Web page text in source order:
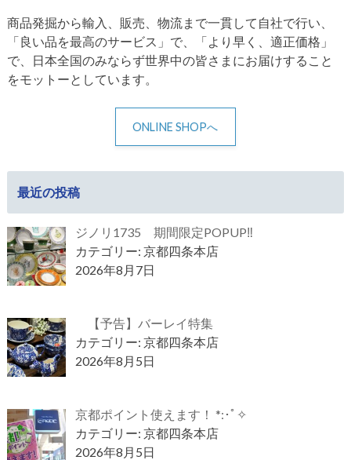
商品発掘から輸入、販売、物流まで一貫して自社で行い、
「良い品を最高のサービス」で、「より早く、適正価格」
で、日本全国のみならず世界中の皆さまにお届けすること
をモットーとしています。
ONLINE SHOPへ
最近の投稿
ジノリ1735 期間限定POPUP‼
カテゴリー: 京都四条本店
2026年8月7日
【予告】バーレイ特集
カテゴリー: 京都四条本店
2026年8月5日
京都ポイント使えます！ *:･ﾟ✧
カテゴリー: 京都四条本店
2026年8月5日